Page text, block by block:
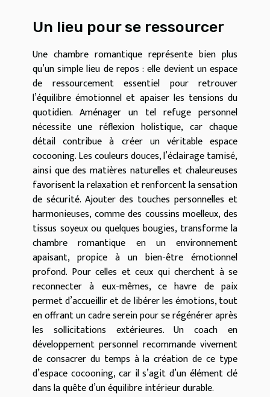
Un lieu pour se ressourcer
Une chambre romantique représente bien plus
qu’un simple lieu de repos : elle devient un espace
de ressourcement essentiel pour retrouver
l’équilibre émotionnel et apaiser les tensions du
quotidien. Aménager un tel refuge personnel
nécessite une réflexion holistique, car chaque
détail contribue à créer un véritable espace
cocooning. Les couleurs douces, l’éclairage tamisé,
ainsi que des matières naturelles et chaleureuses
favorisent la relaxation et renforcent la sensation
de sécurité. Ajouter des touches personnelles et
harmonieuses, comme des coussins moelleux, des
tissus soyeux ou quelques bougies, transforme la
chambre romantique en un environnement
apaisant, propice à un bien-être émotionnel
profond. Pour celles et ceux qui cherchent à se
reconnecter à eux-mêmes, ce havre de paix
permet d’accueillir et de libérer les émotions, tout
en offrant un cadre serein pour se régénérer après
les sollicitations extérieures. Un coach en
développement personnel recommande vivement
de consacrer du temps à la création de ce type
d’espace cocooning, car il s’agit d’un élément clé
dans la quête d’un équilibre intérieur durable.